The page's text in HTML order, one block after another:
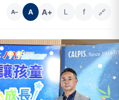
A− A A+ L f 🔗